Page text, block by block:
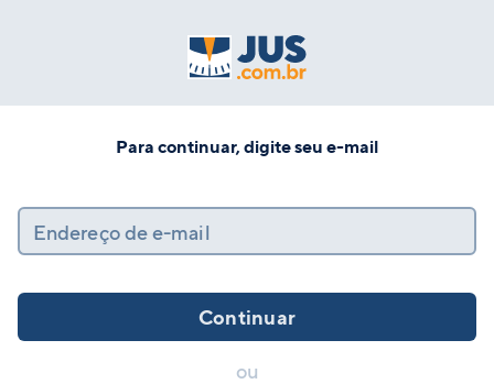
Para continuar, digite seu e-mail
Endereço de e-mail
Continuar
ou